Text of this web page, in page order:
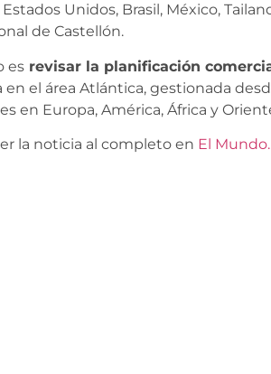
Unidos, Brasil, México,
de Castellón.
es revisar la planificación
en el área Atlántica, gestionada
en Europa, América, África y
la noticia al completo en El Mundo.